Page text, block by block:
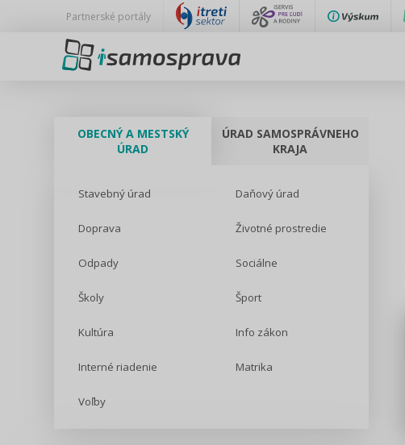
Partnerské portály
OBECNÝ A MESTSKÝ
ÚRAD
ÚRAD SAMOSPRÁVNEHO
KRAJA
Stavebný úrad Daňový úrad
Doprava Životné prostredie
Odpady Sociálne
Školy Šport
Kultúra Info zákon
Interné riadenie Matrika
Voľby